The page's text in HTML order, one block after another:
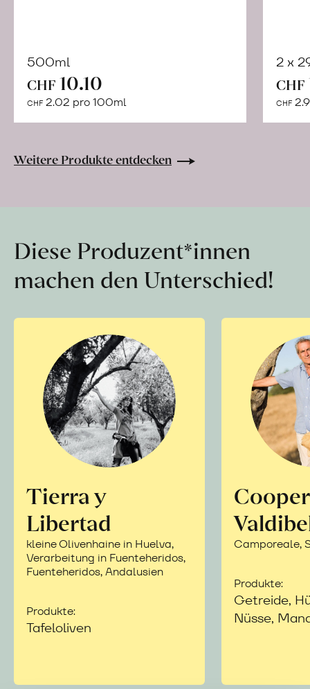
500ml
CHF 10.10
CHF 2.02 pro 100ml
Warenkorb
2 x
CHF
CHF
Weitere Produkte entdecken
Diese Produzent*innen
machen den Unterschied!
Tierra y
Libertad
kleine Olivenhaine in Huelva,
Verarbeitung in Fuenteheridos,
Fuenteheridos, Andalusien
Produkte:
Tafeloliven
Camporeale,
Produkte:
Getreide,
Nüsse,